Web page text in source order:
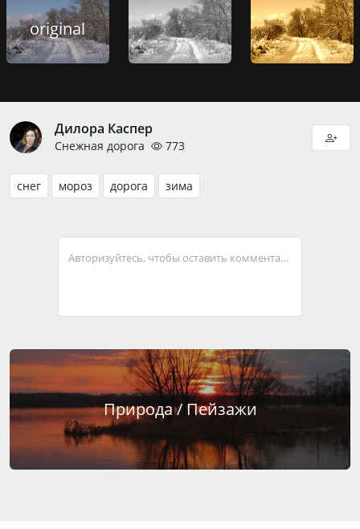
original
Дилора Каспер
Снежная дорога 773
снег мороз дорога зима
Авторизуйтесь, чтобы оставить комментарий
Природа / Пейзажи